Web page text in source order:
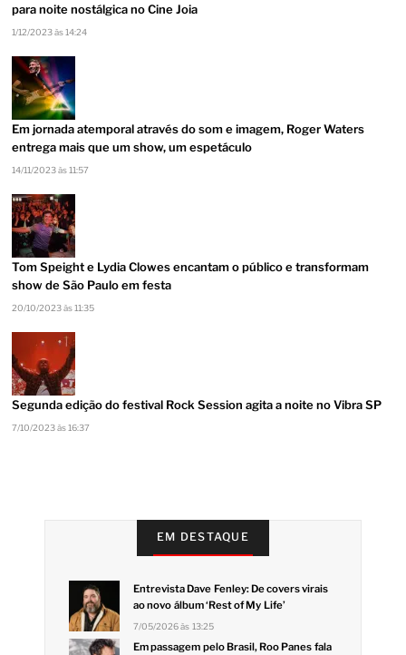
para noite nostálgica no Cine Joia
1/12/2023 às 14:24
Em jornada atemporal através do som e imagem, Roger Waters
entrega mais que um show, um espetáculo
14/11/2023 às 11:57
Tom Speight e Lydia Clowes encantam o público e transformam
show de São Paulo em festa
20/10/2023 às 11:35
Segunda edição do festival Rock Session agita a noite no Vibra SP
7/10/2023 às 16:37
EM DESTAQUE
Entrevista Dave Fenley: De covers virais
ao novo álbum ‘Rest of My Life’
7/05/2026 às 13:25
Em passagem pelo Brasil, Roo Panes fala